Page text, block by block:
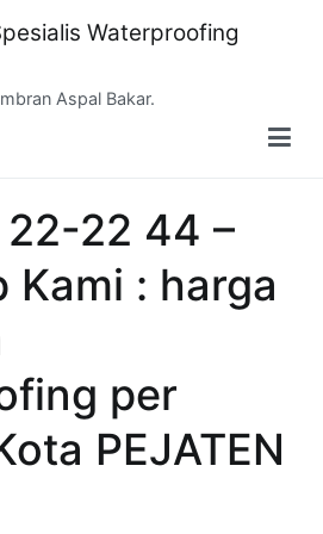
Waterproofing
Aspal Bakar.
22 44 –
Kami : harga
per
PEJATEN